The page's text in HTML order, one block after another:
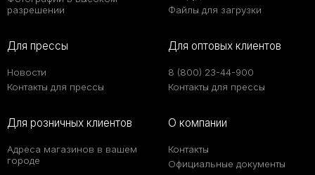
разрешении
Файлы для загрузки
Для прессы
Новости
Контакты для прессы
Для оптовых клиентов
8 (800) 23-44-900
Контакты для прессы
Для розничных клиентов
Адреса магазинов в вашем
городе
О компании
Контакты
Официальные документы